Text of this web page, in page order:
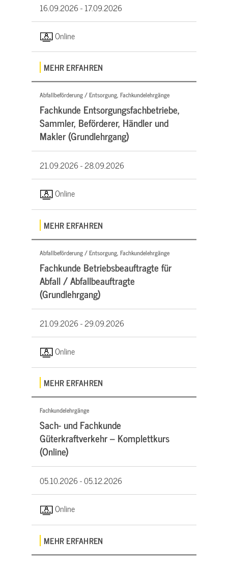
16.09.2026 -17.09.2026
Online
MEHR ERFAHREN
Abfallbeförderung / Entsorgung, Fachkundelehrgänge
Fachkunde Entsorgungsfachbetriebe,
Sammler, Beförderer, Händler und
Makler (Grundlehrgang)
21.09.2026 -28.09.2026
Online
MEHR ERFAHREN
Abfallbeförderung / Entsorgung, Fachkundelehrgänge
Fachkunde Betriebsbeauftragte für
Abfall / Abfallbeauftragte
(Grundlehrgang)
21.09.2026 -29.09.2026
Online
MEHR ERFAHREN
Fachkundelehrgänge
Sach- und Fachkunde
Güterkraftverkehr – Komplettkurs
(Online)
05.10.2026 -05.12.2026
Online
MEHR ERFAHREN